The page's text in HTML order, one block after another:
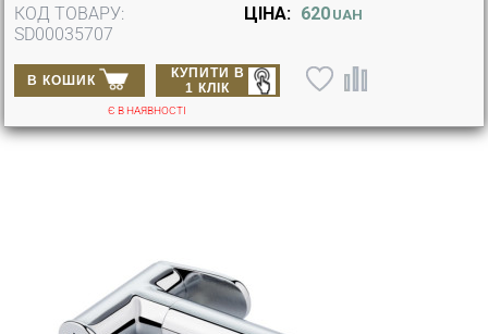
КОД ТОВАРУ:
SD00035707
ЦІНА: 620 UAH
В КОШИК
КУПИТИ В
1 КЛІК
Є В НАЯВНОСТІ